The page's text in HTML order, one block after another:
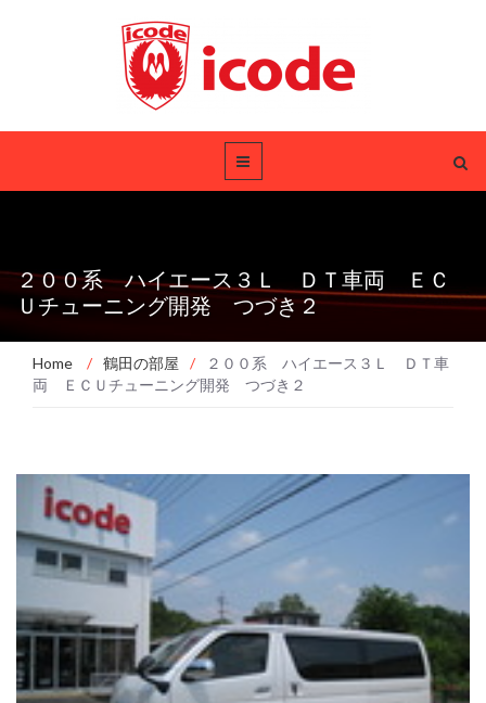
２００系 ハイエース３Ｌ ＤＴ車両 ＥＣ
Ｕチューニング開発 つづき２
Home / 鶴田の部屋 /
２００系 ハイエース３Ｌ ＤＴ車
両 ＥＣＵチューニング開発 つづき２